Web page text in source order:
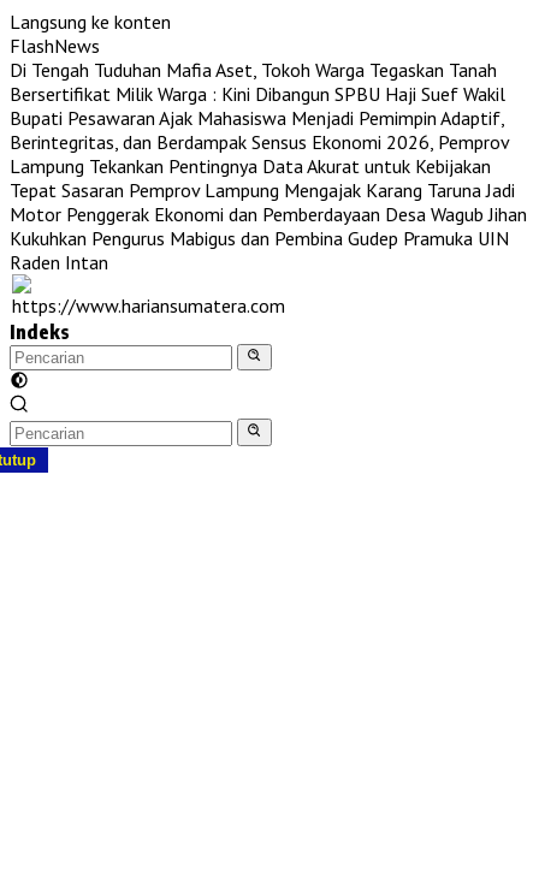
Langsung ke konten
FlashNews
Di Tengah Tuduhan Mafia Aset, Tokoh Warga Tegaskan Tanah
Bersertifikat Milik Warga : Kini Dibangun SPBU Haji Suef Wakil
Bupati Pesawaran Ajak Mahasiswa Menjadi Pemimpin Adaptif,
Berintegritas, dan Berdampak Sensus Ekonomi 2026, Pemprov
Lampung Tekankan Pentingnya Data Akurat untuk Kebijakan
Tepat Sasaran Pemprov Lampung Mengajak Karang Taruna Jadi
Motor Penggerak Ekonomi dan Pemberdayaan Desa Wagub Jihan
Kukuhkan Pengurus Mabigus dan Pembina Gudep Pramuka UIN
Raden Intan
Indeks